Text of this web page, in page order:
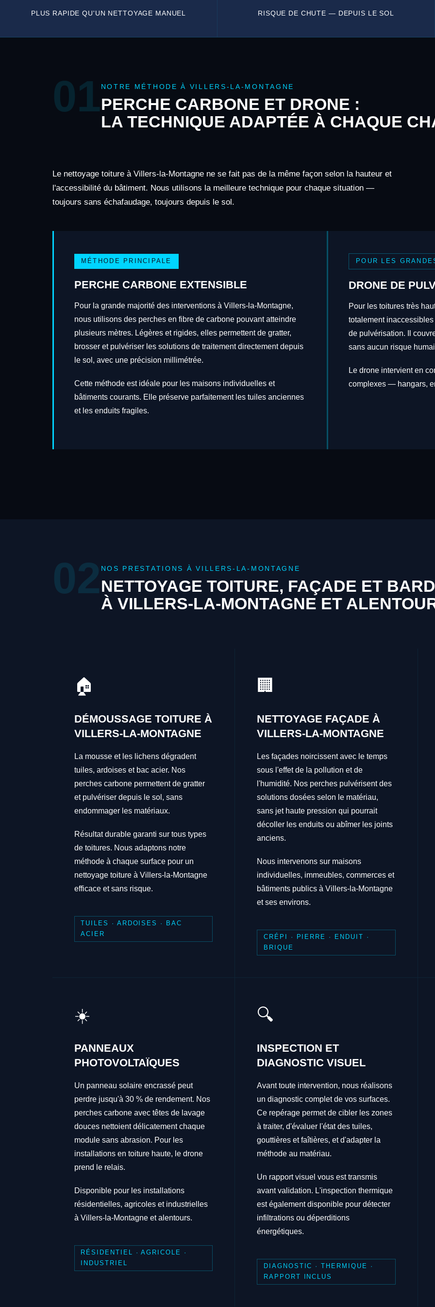
PLUS RAPIDE QU'UN NETTOYAGE MANUEL RISQUE DE CHUTE — DEPUIS LE SOL
01 NOTRE MÉTHODE À VILLERS-LA-MONTAGNE
PERCHE CARBONE ET DRONE :
LA TECHNIQUE ADAPTÉE À CHAQUE
Le nettoyage toiture à Villers-la-Montagne ne se fait pas de la même façon selon la hauteur et
l'accessibilité du bâtiment. Nous utilisons la meilleure technique pour chaque situation —
toujours sans échafaudage, toujours depuis le sol.
MÉTHODE PRINCIPALE
PERCHE CARBONE EXTENSIBLE
Pour la grande majorité des interventions à Villers-la-Montagne,
nous utilisons des perches en fibre de carbone pouvant atteindre
plusieurs mètres. Légères et rigides, elles permettent de gratter,
brosser et pulvériser les solutions de traitement directement depuis
le sol, avec une précision millimétrée.
Cette méthode est idéale pour les maisons individuelles et
bâtiments courants. Elle préserve parfaitement les tuiles anciennes
et les enduits fragiles.
POUR LES
DRONE DE
Pour les toitures très
totalement
de pulvérisation. Il
sans aucun risque
Le drone intervient en
complexes — hangars,
02 NOS PRESTATIONS À VILLERS-LA-MONTAGNE
NETTOYAGE TOITURE, FAÇADE ET
À VILLERS-LA-MONTAGNE ET
🏠
DÉMOUSSAGE TOITURE À
VILLERS-LA-MONTAGNE
La mousse et les lichens dégradent
tuiles, ardoises et bac acier. Nos
perches carbone permettent de gratter
et pulvériser depuis le sol, sans
endommager les matériaux.
Résultat durable garanti sur tous types
de toitures. Nous adaptons notre
méthode à chaque surface pour un
nettoyage toiture à Villers-la-Montagne
efficace et sans risque.
TUILES · ARDOISES · BAC
ACIER
🏢
NETTOYAGE FAÇADE À
VILLERS-LA-MONTAGNE
Les façades noircissent avec le temps
sous l'effet de la pollution et de
l'humidité. Nos perches pulvérisent des
solutions dosées selon le matériau,
sans jet haute pression qui pourrait
décoller les enduits ou abîmer les joints
anciens.
Nous intervenons sur maisons
individuelles, immeubles, commerces et
bâtiments publics à Villers-la-Montagne
et ses environs.
CRÉPI · PIERRE · ENDUIT ·
BRIQUE
☀️
PANNEAUX
PHOTOVOLTAÏQUES
Un panneau solaire encrassé peut
perdre jusqu'à 30 % de rendement. Nos
perches carbone avec têtes de lavage
douces nettoient délicatement chaque
module sans abrasion. Pour les
installations en toiture haute, le drone
prend le relais.
Disponible pour les installations
résidentielles, agricoles et industrielles
à Villers-la-Montagne et alentours.
RÉSIDENTIEL · AGRICOLE ·
INDUSTRIEL
🔍
INSPECTION ET
DIAGNOSTIC VISUEL
Avant toute intervention, nous réalisons
un diagnostic complet de vos surfaces.
Ce repérage permet de cibler les zones
à traiter, d'évaluer l'état des tuiles,
gouttières et faîtières, et d'adapter la
méthode au matériau.
Un rapport visuel vous est transmis
avant validation. L'inspection thermique
est également disponible pour détecter
infiltrations ou déperditions
énergétiques.
DIAGNOSTIC · THERMIQUE ·
RAPPORT INCLUS